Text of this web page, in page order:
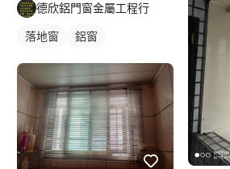
德欣鋁門窗金屬工程行
落地窗 鋁窗